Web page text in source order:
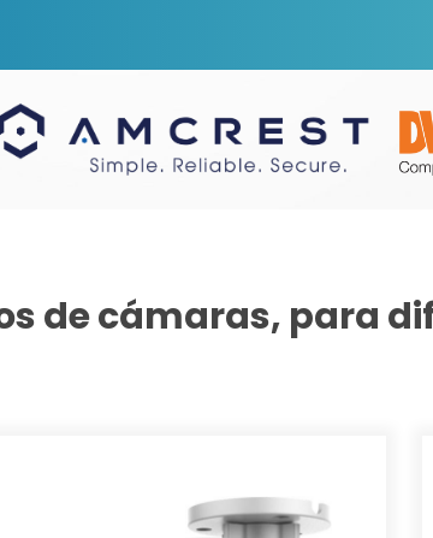
de cámaras, para